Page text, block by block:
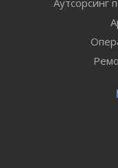
Аутсорсинг